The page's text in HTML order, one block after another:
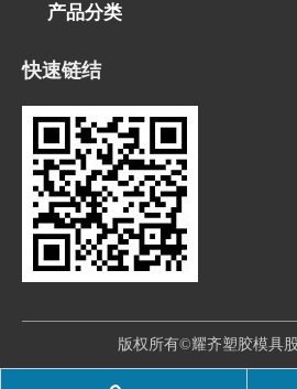
产品分类
快速链结
版权所有©耀齐塑胶模具